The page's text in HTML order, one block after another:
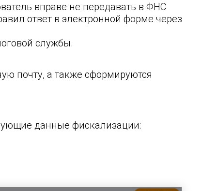
вправе не передавать в ФНС
ответ в электронной форме через
службы.
почту, а также сформируются
данные фискализации: